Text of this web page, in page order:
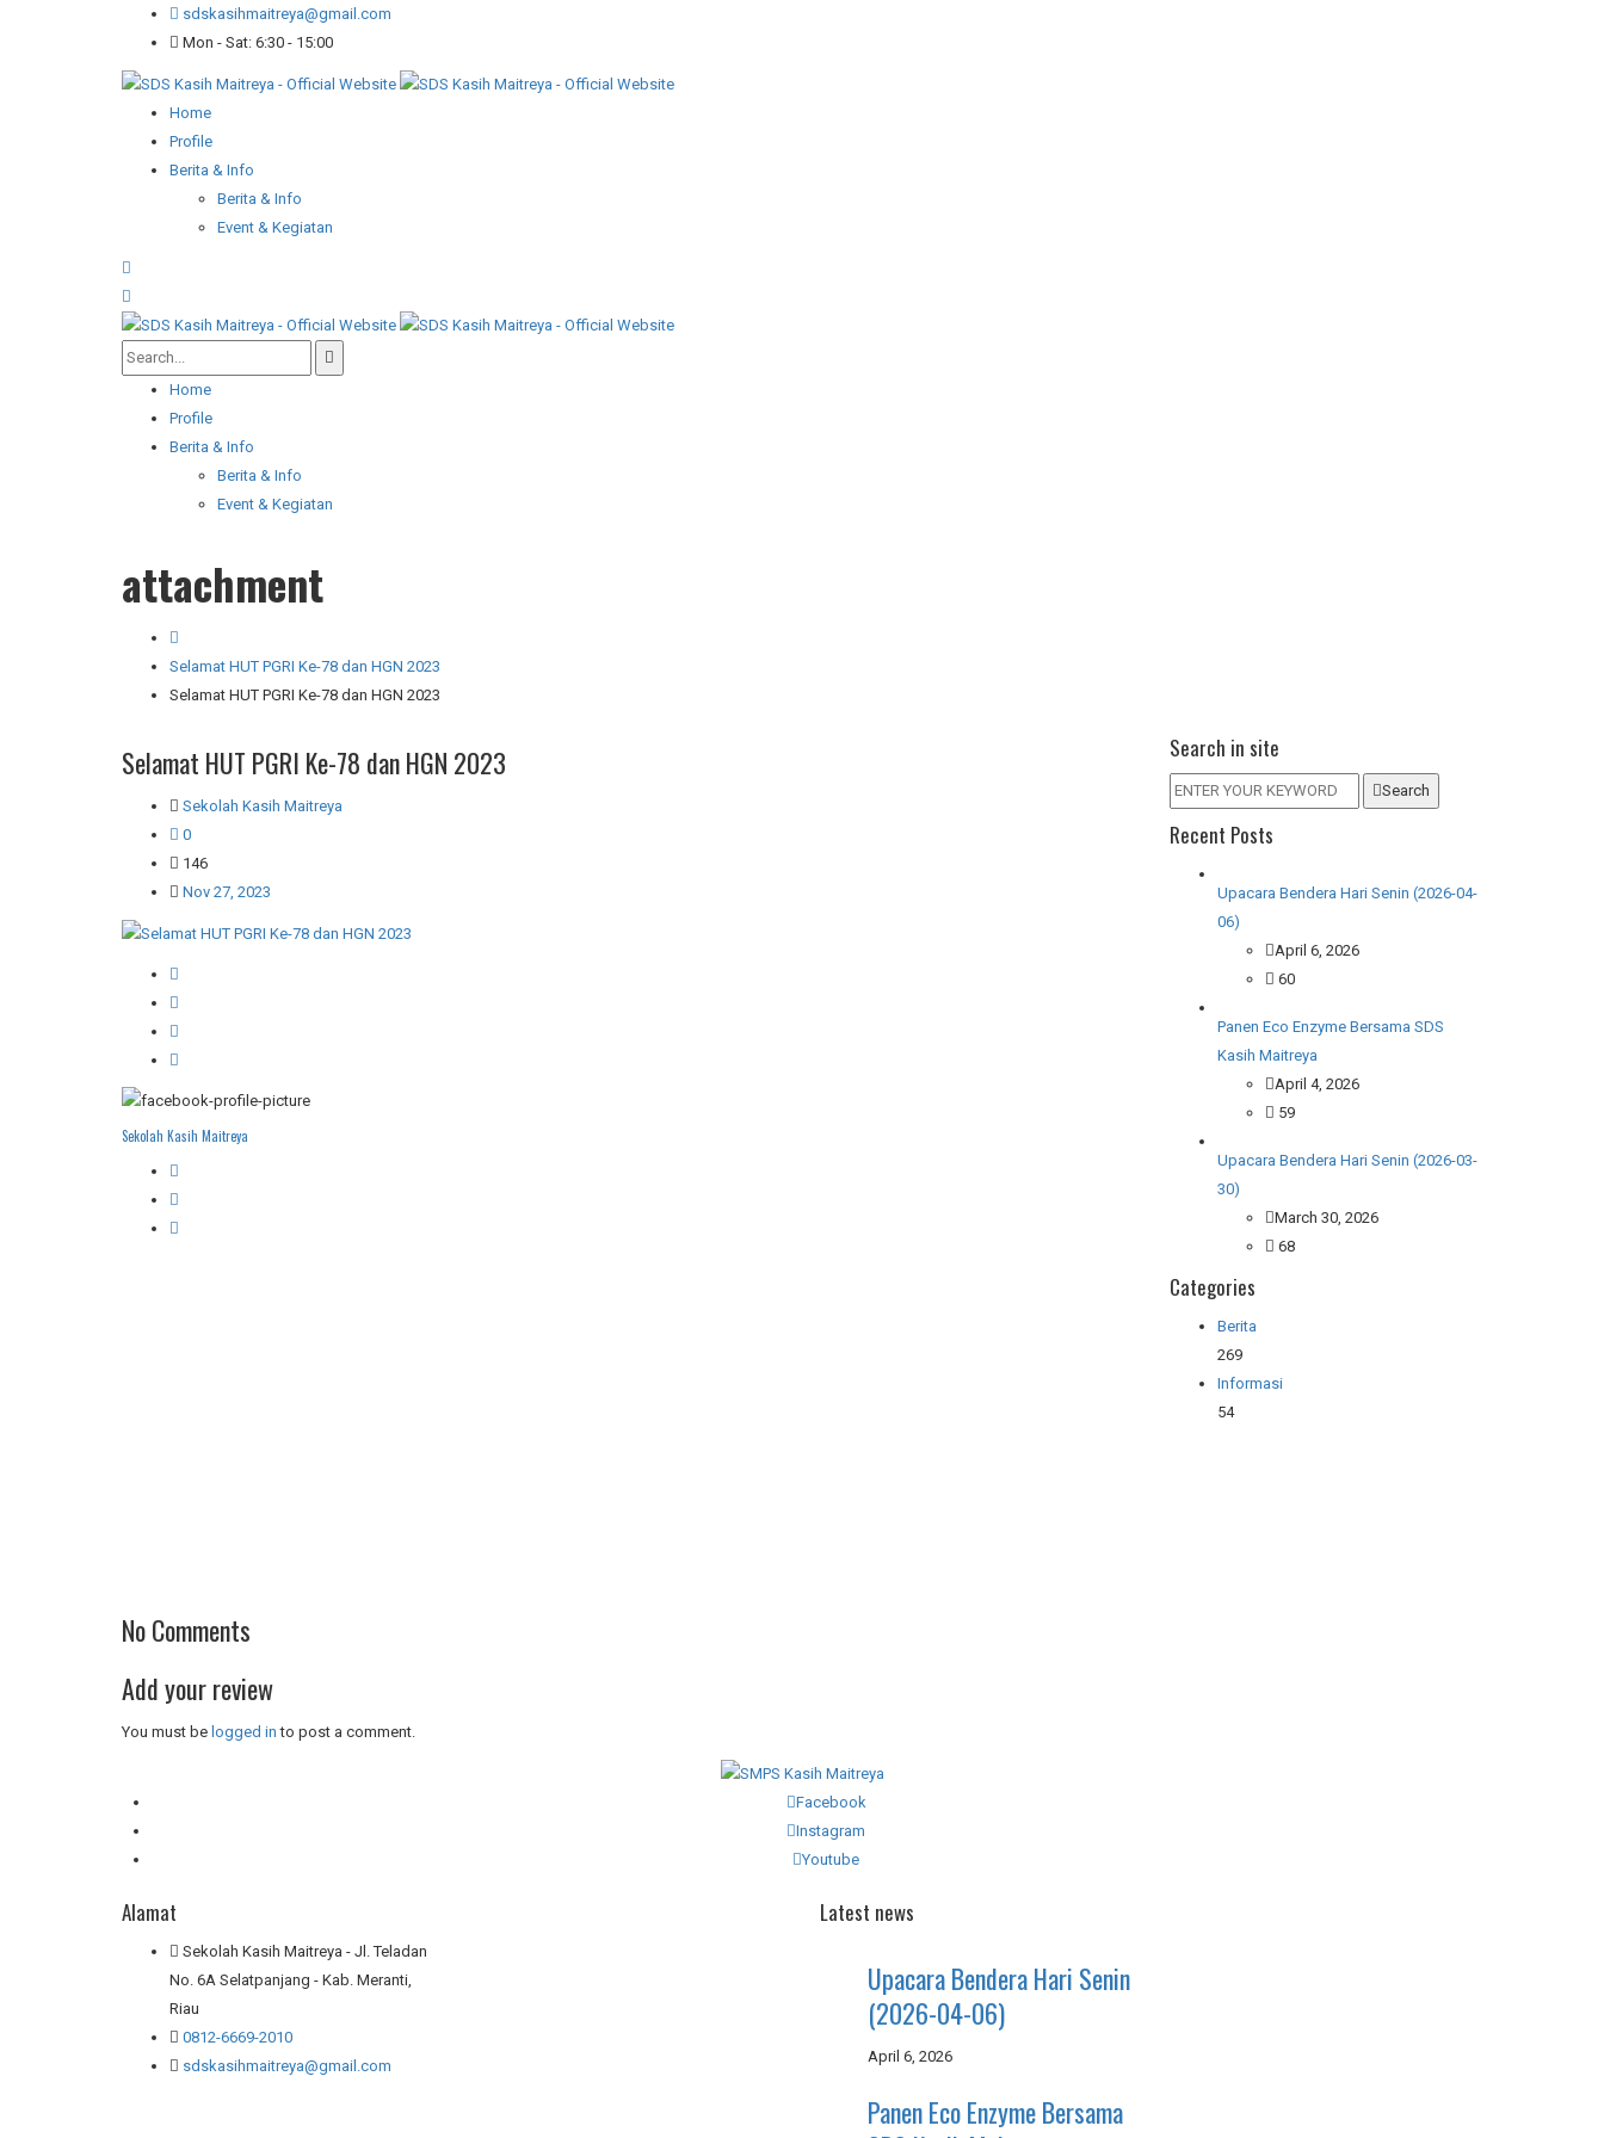
sdskasihmaitreya@gmail.com
Mon - Sat: 6:30 - 15:00
Home
Profile
Berita & Info
Berita & Info
Event & Kegiatan
Home
Profile
Berita & Info
Berita & Info
Event & Kegiatan
attachment
Selamat HUT PGRI Ke-78 dan HGN 2023
Selamat HUT PGRI Ke-78 dan HGN 2023
Selamat HUT PGRI Ke-78 dan HGN 2023
Sekolah Kasih Maitreya
0
146
Nov 27, 2023
Sekolah Kasih Maitreya
No Comments
Add your review
You must be logged in to post a comment.
Search in site
Search
Recent Posts
Upacara Bendera Hari Senin (2026-04-
06)
April 6, 2026
60
Panen Eco Enzyme Bersama SDS
Kasih Maitreya
April 4, 2026
59
Upacara Bendera Hari Senin (2026-03-
30)
March 30, 2026
68
Categories
Berita
269
Informasi
54
Facebook
Instagram
Youtube
Alamat
Sekolah Kasih Maitreya - Jl. Teladan
No. 6A Selatpanjang - Kab. Meranti,
Riau
0812-6669-2010
sdskasihmaitreya@gmail.com
Latest news
Upacara Bendera Hari Senin
(2026-04-06)
April 6, 2026
Panen Eco Enzyme Bersama